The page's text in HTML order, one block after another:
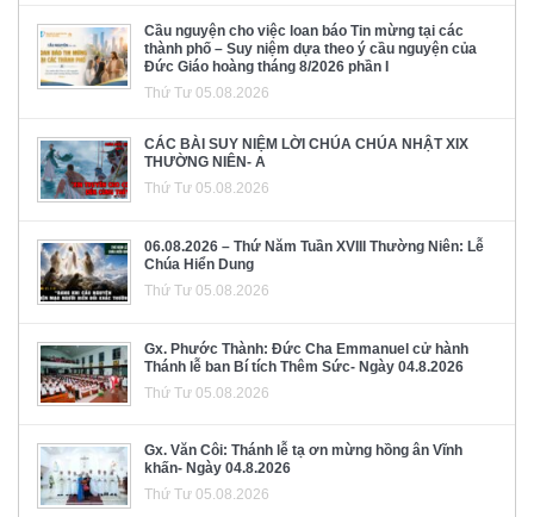
Cầu nguyện cho việc loan báo Tin mừng tại các
thành phố – Suy niệm dựa theo ý cầu nguyện của
Đức Giáo hoàng tháng 8/2026 phần I
Thứ Tư 05.08.2026
CÁC BÀI SUY NIỆM LỜI CHÚA CHÚA NHẬT XIX
THƯỜNG NIÊN- A
Thứ Tư 05.08.2026
06.08.2026 – Thứ Năm Tuần XVIII Thường Niên: Lễ
Chúa Hiển Dung
Thứ Tư 05.08.2026
Gx. Phước Thành: Đức Cha Emmanuel cử hành
Thánh lễ ban Bí tích Thêm Sức- Ngày 04.8.2026
Thứ Tư 05.08.2026
Gx. Văn Côi: Thánh lễ tạ ơn mừng hồng ân Vĩnh
khấn- Ngày 04.8.2026
Thứ Tư 05.08.2026